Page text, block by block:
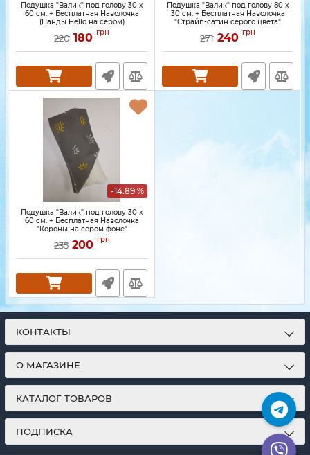
Подушка "Валик" под голову 30 x
60 см. + Бесплатная Наволочка
(Панды Hello на сером)
220 180 грн
Подушка "Валик" под голову 80 x
30 см. + Бесплатная Наволочка
"Страйп-сатин серого цвета"
271 240 грн
-14.89 %
Подушка "Валик" под голову 30 x
60 см. + Бесплатная Наволочка
"Короны на сером фоне"
235 200 грн
КОНТАКТЫ
О МАГАЗИНЕ
КАТАЛОГ ТОВАРОВ
ПОДПИСКА